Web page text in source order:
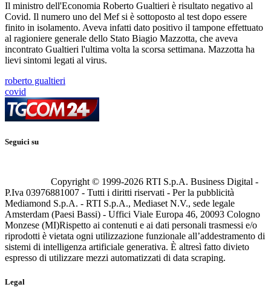
Il ministro dell'Economia Roberto Gualtieri è risultato negativo al
Covid. Il numero uno del Mef si è sottoposto al test dopo essere
finito in isolamento. Aveva infatti dato positivo il tampone effettuato
al ragioniere generale dello Stato Biagio Mazzotta, che aveva
incontrato Gualtieri l'ultima volta la scorsa settimana. Mazzotta ha
lievi sintomi legati al virus.
roberto gualtieri
covid
Seguici su
Copyright © 1999-2026 RTI S.p.A. Business Digital -
P.Iva 03976881007 - Tutti i diritti riservati - Per la pubblicità
Mediamond S.p.A. - RTI S.p.A., Mediaset N.V., sede legale
Amsterdam (Paesi Bassi) - Uffici Viale Europa 46, 20093 Cologno
Monzese (MI)Rispetto ai contenuti e ai dati personali trasmessi e/o
riprodotti è vietata ogni utilizzazione funzionale all’addestramento di
sistemi di intelligenza artificiale generativa. È altresì fatto divieto
espresso di utilizzare mezzi automatizzati di data scraping.
Legal